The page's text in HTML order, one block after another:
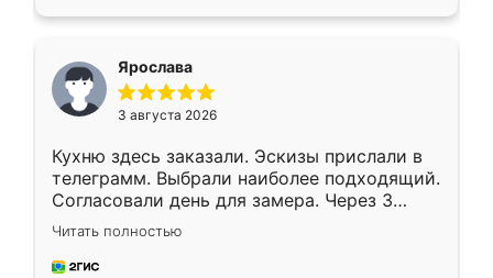
Ярослава
3 августа 2026
Кухню здесь заказали. Эскизы прислали в
телеграмм. Выбрали наиболее подходящий.
Согласовали день для замера. Через 3
недели кухня была уже готова. Остались
довольны работой. Спасибо Ренессанс
мебель за качественную работу!
Читать полностью